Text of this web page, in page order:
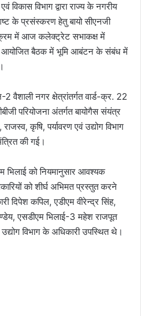
विभाग द्वारा राज्य के नगरीय
के प्रसंस्करण हेतु बायो सीएनजी
में आज कलेक्ट्रेट सभाकक्ष में
आयोजित बैठक में भूमि आबंटन के संबंध में
वैशाली नगर क्षेत्रांतर्गत वार्ड-क्र. 22
परियोजना अंतर्गत बायोगैस संयंत्र
कृषि, पर्यावरण एवं उद्योग विभाग
की गई।
को नियमानुसार आवश्यक
को शीर्घ अभिमत प्रस्तुत करने
दिपेश कपिल, एडीएम वीरेन्द्र सिंह,
एसडीएम भिलाई-3 महेश राजपूत
विभाग के अधिकारी उपस्थित थे।